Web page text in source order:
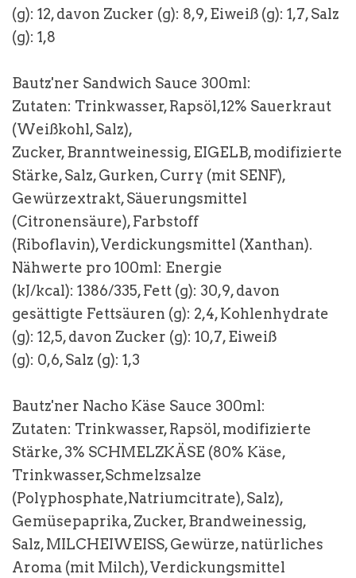
(g): 12, davon Zucker (g): 8,9, Eiweiß (g): 1,7, Salz
(g): 1,8
Bautz'ner Sandwich Sauce 300ml:
Zutaten: Trinkwasser, Rapsöl,12% Sauerkraut
(Weißkohl, Salz),
Zucker, Branntweinessig,EIGELB, modifizierte
Stärke, Salz, Gurken, Curry (mit SENF),
Gewürzextrakt, Säuerungsmittel
(Citronensäure), Farbstoff
(Riboflavin), Verdickungsmittel (Xanthan).
Nähwerte pro 100ml: Energie
(kJ/kcal): 1386/335, Fett (g): 30,9, davon
gesättigte Fettsäuren (g): 2,4, Kohlenhydrate
(g): 12,5, davon Zucker (g): 10,7, Eiweiß
(g): 0,6, Salz (g): 1,3
Bautz'ner Nacho Käse Sauce 300ml:
Zutaten: Trinkwasser, Rapsöl, modifizierte
Stärke, 3% SCHMELZKÄSE (80% Käse,
Trinkwasser,Schmelzsalze
(Polyphosphate,Natriumcitrate), Salz),
Gemüsepaprika, Zucker, Brandweinessig,
Salz,MILCHEIWEISS,Gewürze, natürliches
Aroma (mit Milch), Verdickungsmittel